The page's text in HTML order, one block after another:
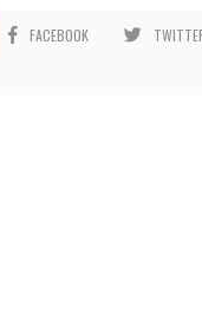
FACEBOOK